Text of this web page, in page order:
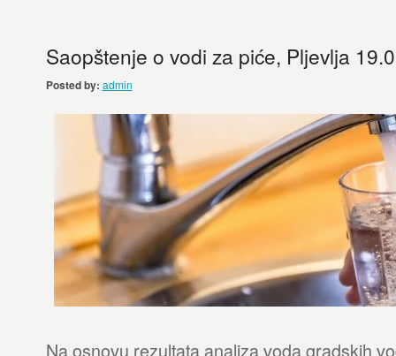
Saopštenje o vodi za piće, Pljevlja
Posted by: admin
Na osnovu rezultata analiza voda gradskih